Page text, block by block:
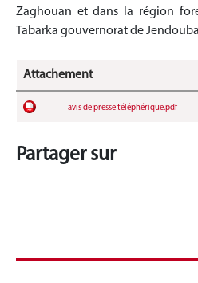
Zaghouan et dans la région
Tabarka gouvernorat de Jendouba
Attachement
avis de presse téléphérique.pdf
Partager sur